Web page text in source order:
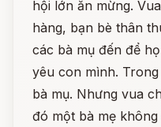
hội lớn ăn mừng.
hàng, bạn bè thân
các bà mụ đến để
yêu con mình.
bà mụ. Nhưng vua
đó một bà mẹ